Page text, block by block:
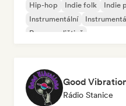
Hip-hop Indie folk Indie
Instrumentální
Rap v angličtině
Good
Rádio Stanice